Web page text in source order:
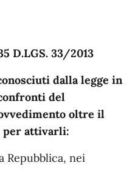
D.LGS. 33/2013
dalla legge in
del
oltre il
per attivarli:
Repubblica, nei